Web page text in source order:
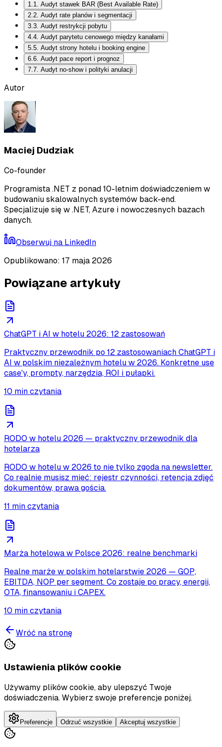
1.1. Audyt stawek BAR (Best Available Rate)
2.2. Audyt rate planów i segmentacji
3.3. Audyt restrykcji pobytu
4.4. Audyt parytetu cenowego między kanałami
5.5. Audyt strony hotelu i booking engine
6.6. Audyt pace report i prognoz
7.7. Audyt no-show i polityki anulacji
Autor
Maciej Dudziak
Co-founder
Programista .NET z ponad 10-letnim doświadczeniem w
budowaniu skalowalnych systemów back-end.
Specjalizuje się w .NET, Azure i nowoczesnych bazach
danych.
Obserwuj na LinkedIn
Opublikowano: 17 maja 2026
Powiązane artykuły
ChatGPT i AI w hotelu 2026: 12 zastosowań
Praktyczny przewodnik po 12 zastosowaniach ChatGPT i
AI w polskim niezależnym hotelu w 2026. Konkretne use
case'y, prompty, narzędzia, ROI i pułapki.
10 min czytania
RODO w hotelu 2026 — praktyczny przewodnik dla
hotelarza
RODO w hotelu w 2026 to nie tylko zgoda na newsletter.
Co realnie musisz mieć: rejestr czynności, retencja zdjęć
dokumentów, prawa gościa.
11 min czytania
Marża hotelowa w Polsce 2026: realne benchmarki
Realne marże w polskim hotelarstwie 2026 — GOP,
EBITDA, NOP per segment. Co zostaje po pracy, energii,
OTA, finansowaniu i CAPEX.
10 min czytania
Wróć na stronę
Ustawienia plików cookie
Używamy plików cookie, aby ulepszyć Twoje
doświadczenia. Wybierz swoje preferencje poniżej.
Preferencje Odrzuć wszystkie Akceptuj wszystkie